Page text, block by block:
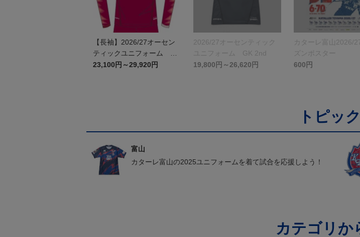
【長袖】2026/27オーセン
ティックユニフォーム GK
1st
23,100円～29,920円
2026/27オーセンティック
ユニフォーム GK 2nd
19,800円～26,620円
カターレ富山2026/
ズンポスター
600円
トピッ
富山
カターレ富山の2025ユニフォームを着て試合を応援しよう！
カテゴリか